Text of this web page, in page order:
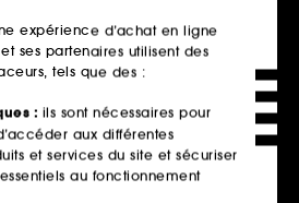
Eau de Toilette ambrée fraiche
Born in Roma Donna
3274
127,50€
Prix d'origine : 170,00€
127,50€ /100ml
3 contenances disponibles
Ajouter au panier
expérience d’achat en ligne
et ses partenaires utilisent des
tels que des :
: ils sont nécessaires pour
aux différentes
et services du site et sécuriser
au fonctionnement
et ne peuvent être désactivés.